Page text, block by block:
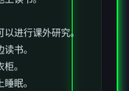
读书。
以进行课外研究。
书。
。